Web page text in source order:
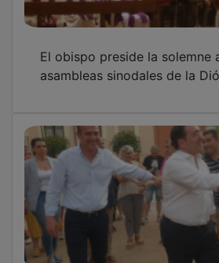
asambleas sinodales de la